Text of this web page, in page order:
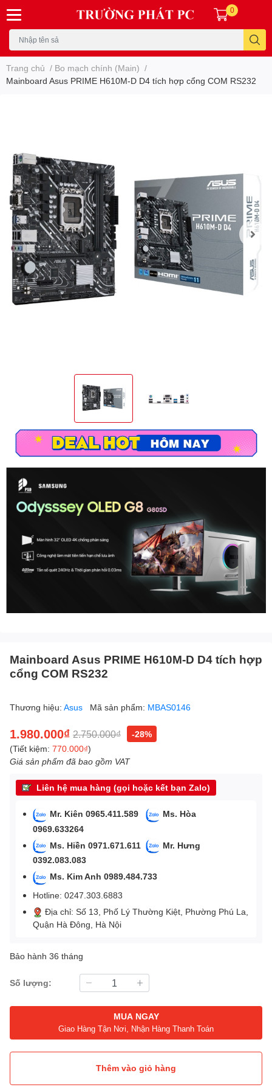
0
Trang chủ / Bo mạch chính (Main) /
Mainboard Asus PRIME H610M-D D4 tích hợp cổng COM RS232
Mainboard Asus PRIME H610M-D D4 tích hợp
cổng COM RS232
Thương hiệu: Asus Mã sản phẩm: MBAS0146
1.980.000₫ 2.750.000₫
-28%
(Tiết kiệm: 770.000₫)
Giá sản phẩm đã bao gồm VAT
Liên hệ mua hàng (gọi hoặc kết bạn Zalo)
Mr. Kiên 0965.411.589
Ms. Hòa
0969.633264
Ms. Hiền 0971.671.611
Mr. Hưng
0392.083.083
Ms. Kim Anh 0989.484.733
Hotline: 0247.303.6883
Địa chỉ: Số 13, Phố Lý Thường Kiệt, Phường Phú La,
Quận Hà Đông, Hà Nội
Bảo hành 36 tháng
Số lượng:
MUA NGAY
Giao Hàng Tận Nơi, Nhận Hàng Thanh Toán
Thêm vào giỏ hàng